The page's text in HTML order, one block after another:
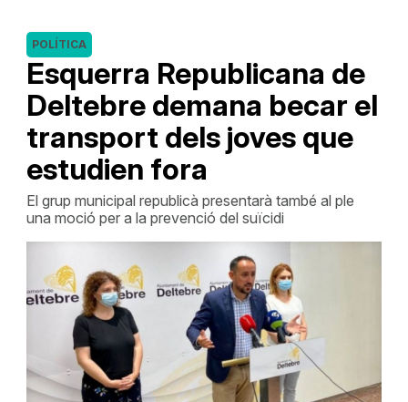
Esquerra Republicana de
Deltebre demana becar el
transport dels joves que
estudien fora
POLÍTICA
El grup municipal republicà presentarà també al ple
una moció per a la prevenció del suïcidi